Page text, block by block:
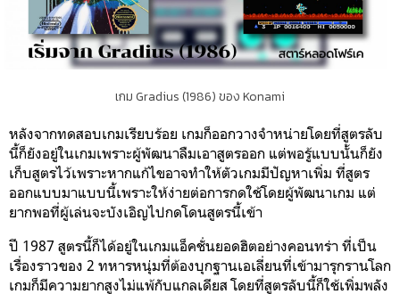
เกม Gradius (1986) ของ Konami
หลังจากทดสอบเกมเรียบร้อย เกมก็ออกวางจำหน่ายโดยที่สูตรลับ
นี้ก็ยังอยู่ในเกมเพราะผู้พัฒนาลืมเอาสูตรออก แต่พอรู้แบบนั้นก็ยัง
เก็บสูตรไว้เพราะหากแก้ไขอาจทำให้ตัวเกมมีปัญหาเพิ่ม ที่สูตร
ออกแบบมาแบบนี้เพราะให้ง่ายต่อการกดใช้โดยผู้พัฒนาเกม แต่
ยากพอที่ผู้เล่นจะบังเอิญไปกดโดนสูตรนี้เข้า
ปี 1987 สูตรนี้ก็ได้อยู่ในเกมแอ็คชั่นยอดฮิตอย่างคอนทร่า ที่เป็น
เรื่องราวของ 2 ทหารหนุ่มที่ต้องบุกฐานเอเลี่ยนที่เข้ามารุกรานโลก
เกมก็มีความยากสูงไม่แพ้กับแกลเดียส โดยที่สูตรลับนี้ก็ใช้เพิ่มพลัง